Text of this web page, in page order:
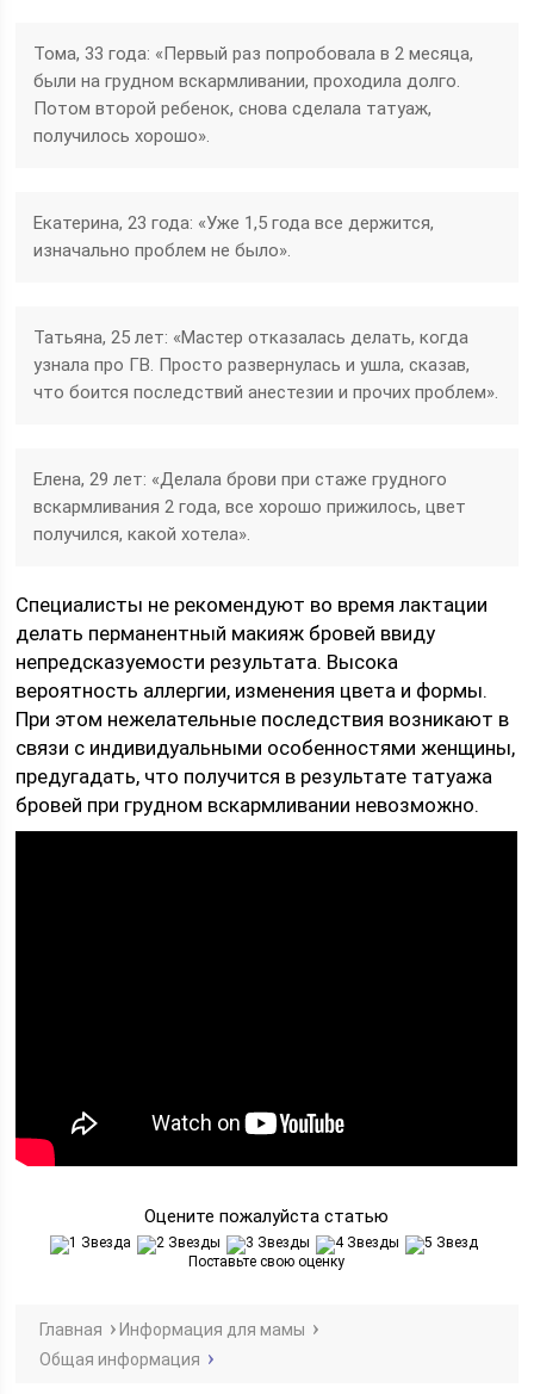
Тома, 33 года: «Первый раз попробовала в 2 месяца,
были на грудном вскармливании, проходила долго.
Потом второй ребенок, снова сделала татуаж,
получилось хорошо».
Екатерина, 23 года: «Уже 1,5 года все держится,
изначально проблем не было».
Татьяна, 25 лет: «Мастер отказалась делать, когда
узнала про ГВ. Просто развернулась и ушла, сказав,
что боится последствий анестезии и прочих проблем».
Елена, 29 лет: «Делала брови при стаже грудного
вскармливания 2 года, все хорошо прижилось, цвет
получился, какой хотела».
Специалисты не рекомендуют во время лактации
делать перманентный макияж бровей ввиду
непредсказуемости результата. Высока
вероятность аллергии, изменения цвета и формы.
При этом нежелательные последствия возникают в
связи с индивидуальными особенностями женщины,
предугадать, что получится в результате татуажа
бровей при грудном вскармливании невозможно.
Оцените пожалуйста статью
Поставьте свою оценку
Главная
Информация для мамы
Общая информация